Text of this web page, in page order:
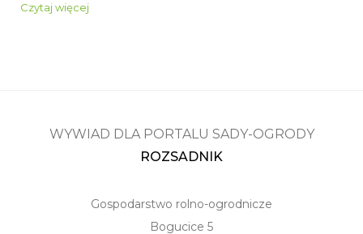
Czytaj więcej
WYWIAD DLA PORTALU SADY-OGRODY
ROZSADNIK
Gospodarstwo rolno-ogrodnicze
Bogucice 5